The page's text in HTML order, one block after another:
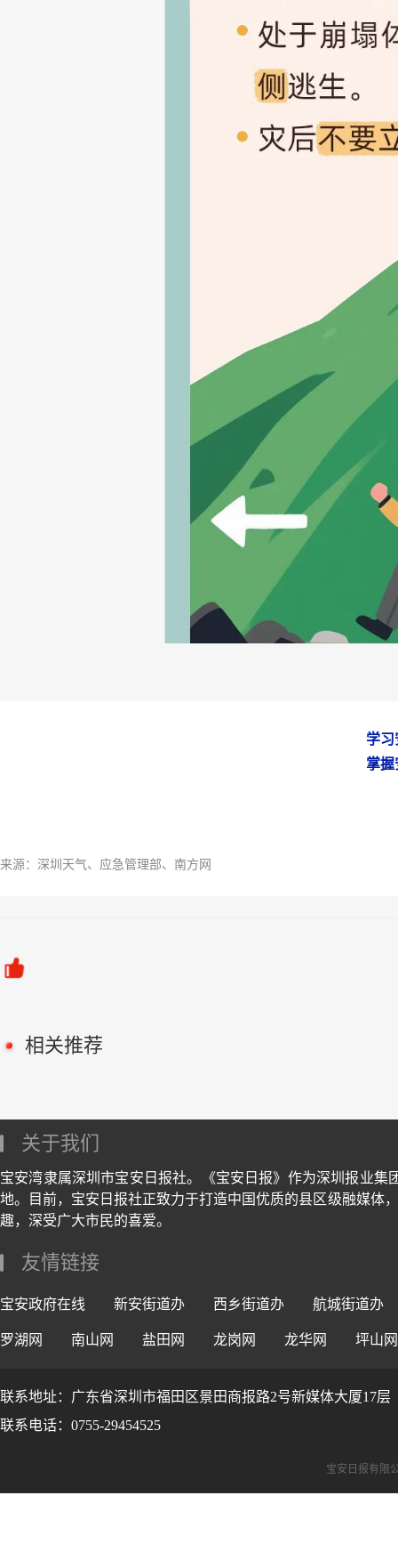
学
掌
来源：深圳天气、应急管理部、南方网
相关推荐
关于我们
宝安湾隶属深圳市宝安日报社。《宝安日报》作为深圳报业
地。目前，宝安日报社正致力于打造中国优质的县区级融媒体
趣，深受广大市民的喜爱。
友情链接
宝安政府在线 新安街道办 西乡街道办 航城街道办
罗湖网 南山网 盐田网 龙岗网 龙华网 坪山网
联系地址：广东省深圳市福田区景田商报路2号新媒体大厦17层
联系电话：0755-29454525
宝安日报有限